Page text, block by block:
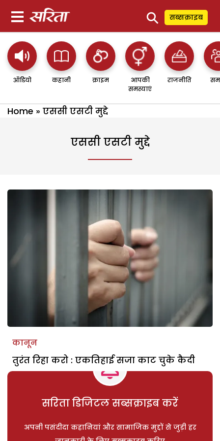
⚲ सब्सक्राइब
ऑडियो कहानी क्राइम
आपकी
समस्याएं
राजनीति
Home » एससी एसटी मुद्दे
एससी एसटी मुद्दे
कानून
तुरंत रिहा करो : एकतिहाई सजा काट चुके कैदी
सरिता डिजिटल सब्सक्राइब करें
अपनी पसंदीदा कहानियां और सामाजिक मुद्दों से जुड़ी हर